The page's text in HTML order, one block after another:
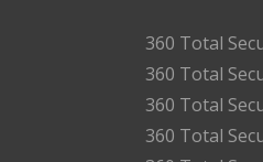
360 Total
360 Total
360 Total
360 Total